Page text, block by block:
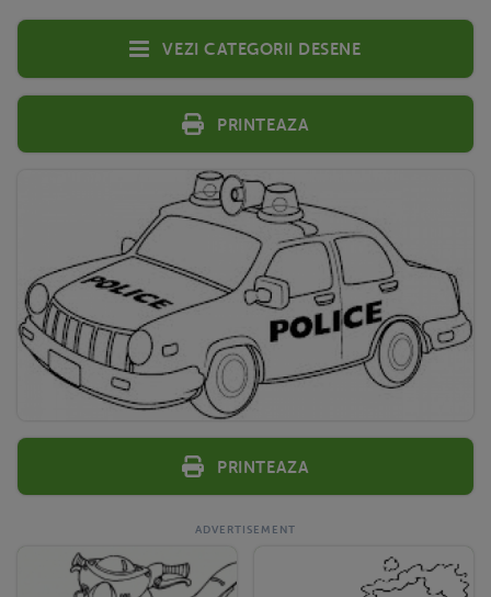
Vezi categorii desene
Printeaza
Printeaza